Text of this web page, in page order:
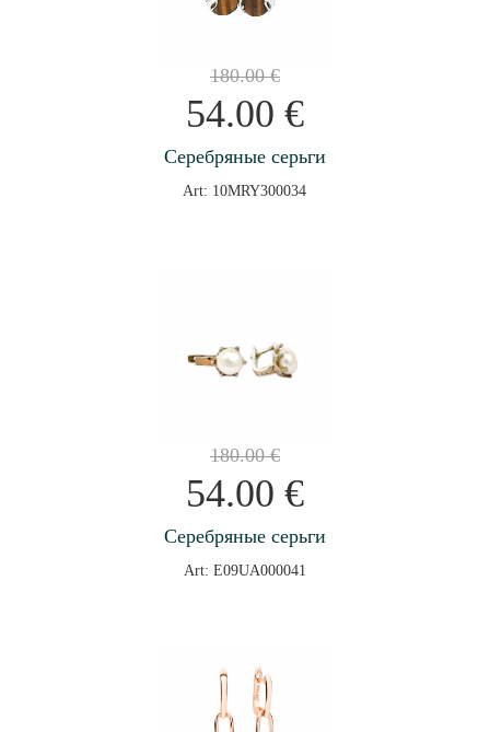
180.00€
54.00 €
Серебряные серьги
Art: 10MRY300034
180.00€
54.00 €
Серебряные серьги
Art: E09UA000041